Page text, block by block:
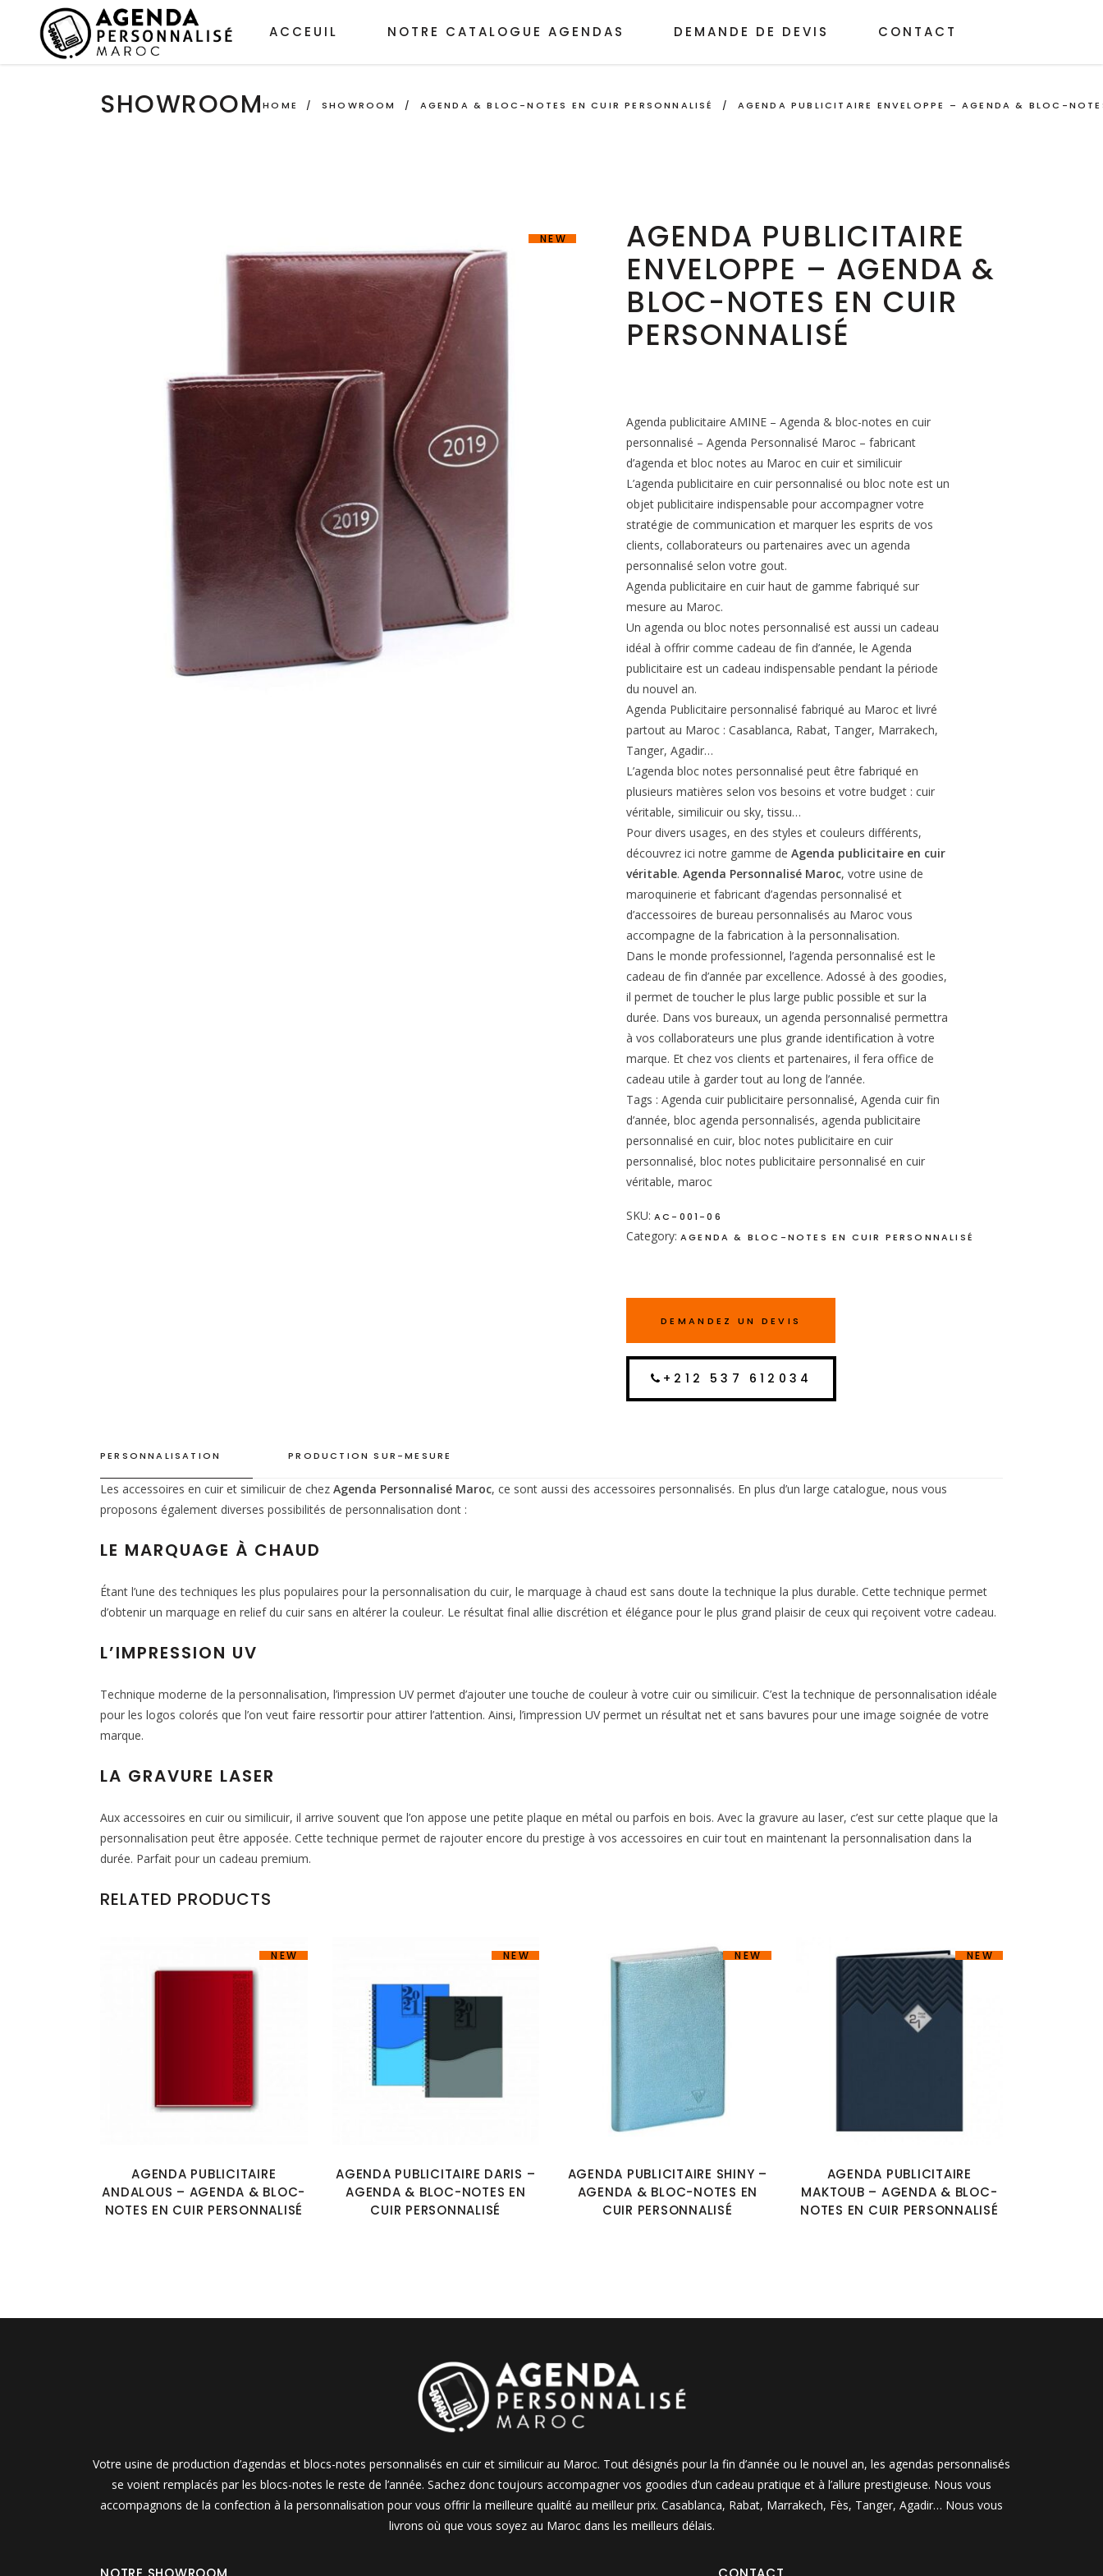
ACCEUIL NOTRE CATALOGUE AGENDAS DEMANDE DE DEVIS CONTACT
SHOWROOMHOME / SHOWROOM / AGENDA & BLOC-NOTES EN CUIR PERSONNALISÉ / AGENDA PUBLICITAIRE ENVELOPPE – AGENDA & BLOC-
NEW
AGENDA PUBLICITAIRE
ENVELOPPE – AGENDA &
BLOC-NOTES EN CUIR
PERSONNALISÉ
Agenda publicitaire AMINE – Agenda & bloc-notes en cuir
personnalisé – Agenda Personnalisé Maroc – fabricant
d’agenda et bloc notes au Maroc en cuir et similicuir
L’agenda publicitaire en cuir personnalisé ou bloc note est un
objet publicitaire indispensable pour accompagner votre
stratégie de communication et marquer les esprits de vos
clients, collaborateurs ou partenaires avec un agenda
personnalisé selon votre gout.
Agenda publicitaire en cuir haut de gamme fabriqué sur
mesure au Maroc.
Un agenda ou bloc notes personnalisé est aussi un cadeau
idéal à offrir comme cadeau de fin d’année, le Agenda
publicitaire est un cadeau indispensable pendant la période
du nouvel an.
Agenda Publicitaire personnalisé fabriqué au Maroc et livré
partout au Maroc : Casablanca, Rabat, Tanger, Marrakech,
Tanger, Agadir…
L’agenda bloc notes personnalisé peut être fabriqué en
plusieurs matières selon vos besoins et votre budget : cuir
véritable, similicuir ou sky, tissu…
Pour divers usages, en des styles et couleurs différents,
découvrez ici notre gamme de Agenda publicitaire en cuir
véritable. Agenda Personnalisé Maroc, votre usine de
maroquinerie et fabricant d’agendas personnalisé et
d’accessoires de bureau personnalisés au Maroc vous
accompagne de la fabrication à la personnalisation.
Dans le monde professionnel, l’agenda personnalisé est le
cadeau de fin d’année par excellence. Adossé à des goodies,
il permet de toucher le plus large public possible et sur la
durée. Dans vos bureaux, un agenda personnalisé permettra
à vos collaborateurs une plus grande identification à votre
marque. Et chez vos clients et partenaires, il fera office de
cadeau utile à garder tout au long de l’année.
Tags : Agenda cuir publicitaire personnalisé, Agenda cuir fin
d’année, bloc agenda personnalisés, agenda publicitaire
personnalisé en cuir, bloc notes publicitaire en cuir
personnalisé, bloc notes publicitaire personnalisé en cuir
véritable, maroc
SKU: AC-001-06
Category: AGENDA & BLOC-NOTES EN CUIR PERSONNALISÉ
DEMANDEZ UN DEVIS
+212 537 612034
PERSONNALISATION PRODUCTION SUR-MESURE
Les accessoires en cuir et similicuir de chez Agenda Personnalisé Maroc, ce sont aussi des accessoires personnalisés. En plus d’un large catalogue, nous vous
proposons également diverses possibilités de personnalisation dont :
LE MARQUAGE À CHAUD
Étant l’une des techniques les plus populaires pour la personnalisation du cuir, le marquage à chaud est sans doute la technique la plus durable. Cette technique permet
d’obtenir un marquage en relief du cuir sans en altérer la couleur. Le résultat final allie discrétion et élégance pour le plus grand plaisir de ceux qui reçoivent votre cadeau.
L’IMPRESSION UV
Technique moderne de la personnalisation, l’impression UV permet d’ajouter une touche de couleur à votre cuir ou similicuir. C’est la technique de personnalisation idéale
pour les logos colorés que l’on veut faire ressortir pour attirer l’attention. Ainsi, l’impression UV permet un résultat net et sans bavures pour une image soignée de votre
marque.
LA GRAVURE LASER
Aux accessoires en cuir ou similicuir, il arrive souvent que l’on appose une petite plaque en métal ou parfois en bois. Avec la gravure au laser, c’est sur cette plaque que la
personnalisation peut être apposée. Cette technique permet de rajouter encore du prestige à vos accessoires en cuir tout en maintenant la personnalisation dans la
durée. Parfait pour un cadeau premium.
RELATED PRODUCTS
NEW
AGENDA PUBLICITAIRE
ANDALOUS – AGENDA & BLOC-
NOTES EN CUIR PERSONNALISÉ
NEW
AGENDA PUBLICITAIRE DARIS –
AGENDA & BLOC-NOTES EN
CUIR PERSONNALISÉ
NEW
AGENDA PUBLICITAIRE SHINY –
AGENDA & BLOC-NOTES EN
CUIR PERSONNALISÉ
NEW
AGENDA PUBLICITAIRE
MAKTOUB – AGENDA & BLOC-
NOTES EN CUIR PERSONNALISÉ
Votre usine de production d’agendas et blocs-notes personnalisés en cuir et similicuir au Maroc. Tout désignés pour la fin d’année ou le nouvel an, les agendas personnalisés
se voient remplacés par les blocs-notes le reste de l’année. Sachez donc toujours accompagner vos goodies d’un cadeau pratique et à l’allure prestigieuse. Nous vous
accompagnons de la confection à la personnalisation pour vous offrir la meilleure qualité au meilleur prix. Casablanca, Rabat, Marrakech, Fès, Tanger, Agadir… Nous vous
livrons où que vous soyez au Maroc dans les meilleurs délais.